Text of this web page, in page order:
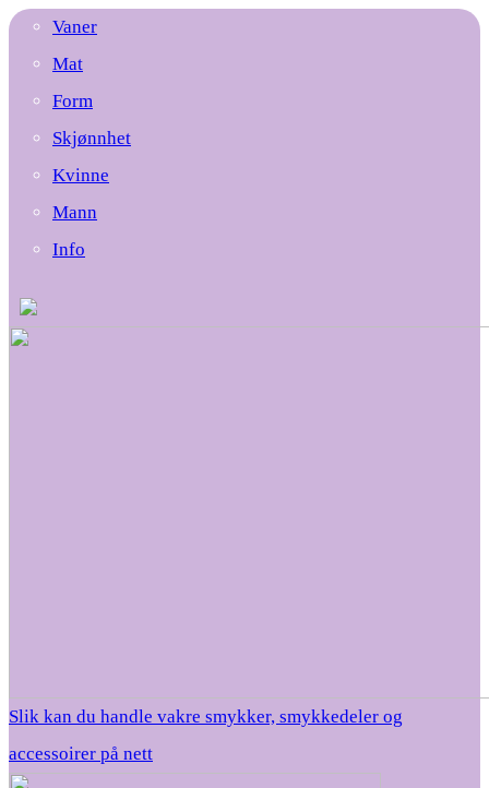
Vaner
Mat
Form
Skjønnhet
Kvinne
Mann
Info
Slik kan du handle vakre smykker, smykkedeler og
accessoirer på nett